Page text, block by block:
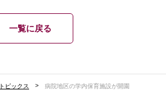
一覧に戻る
トピックス 病院地区の学内保育施設が開園